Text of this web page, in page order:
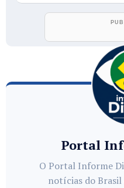
Portal
O Portal Informe
notícias do Brasil